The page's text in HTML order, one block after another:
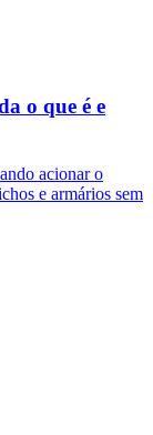
o que é e
acionar o
e armários sem